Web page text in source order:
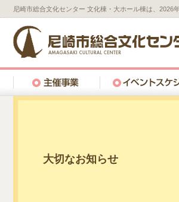
尼崎市総合文化センター 文化棟・大ホール棟は、
大切なお知らせ